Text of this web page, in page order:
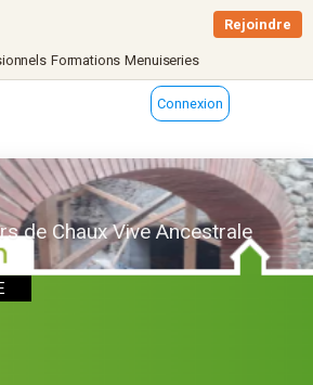
Formations Menuiseries
Rejoindre
Connexion
de Chaux Vive Ancestrale